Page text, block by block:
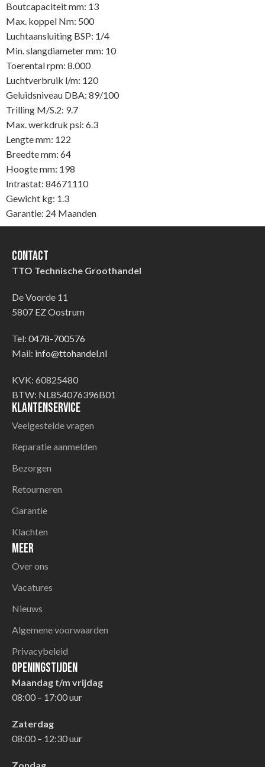
Boutcapaciteit mm: 13
Max. koppel Nm: 500
Luchtaansluiting BSP: 1/4
Min. slangdiameter mm: 10
Toerental rpm: 8.000
Luchtverbruik l/m: 120
Geluidsniveau DBA: 89/100
Trilling M/S.2: 9.7
Max. werkdruk psi: 6.3
Lengte mm: 122
Breedte mm: 64
Hoogte mm: 198
Intrastat: 84671110
Gewicht kg: 1.3
Garantie: 24 Maanden
Contact
TTO Technische Groothandel
De Voorde 11
5807 EZ Oostrum
Tel: 0478-700576
Mail: info@ttohandel.nl
KVK: 60825480
BTW: NL854076396B01
Klantenservice
Veelgestelde vragen
Reparatie aanmelden
Bezorgen
Retourneren
Garantie
Klachten
Meer
Over ons
Vacatures
Nieuws
Algemene voorwaarden
Privacybeleid
Openingstijden
Maandag t/m vrijdag
08:00 – 17:00 uur
Zaterdag
08:00 – 12:30 uur